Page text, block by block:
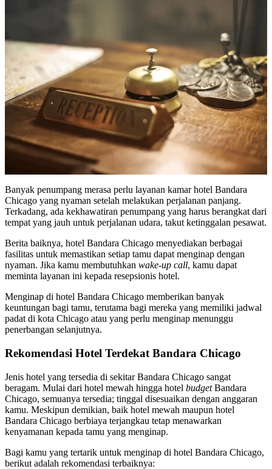
Banyak penumpang merasa perlu layanan kamar hotel Bandara
Chicago yang nyaman setelah melakukan perjalanan panjang.
Terkadang, ada kekhawatiran penumpang yang harus berangkat dari
tempat yang jauh untuk perjalanan udara, takut ketinggalan pesawat.
Berita baiknya, hotel Bandara Chicago menyediakan berbagai
fasilitas untuk memastikan setiap tamu dapat menginap dengan
nyaman. Jika kamu membutuhkan wake-up call, kamu dapat
meminta layanan ini kepada resepsionis hotel.
Menginap di hotel Bandara Chicago memberikan banyak
keuntungan bagi tamu, terutama bagi mereka yang memiliki jadwal
padat di kota Chicago atau yang perlu menginap menunggu
penerbangan selanjutnya.
Rekomendasi Hotel Terdekat Bandara Chicago
Jenis hotel yang tersedia di sekitar Bandara Chicago sangat
beragam. Mulai dari hotel mewah hingga hotel budgetBandara
Chicago, semuanya tersedia; tinggal disesuaikan dengan anggaran
kamu. Meskipun demikian, baik hotel mewah maupun hotel
Bandara Chicago berbiaya terjangkau tetap menawarkan
kenyamanan kepada tamu yang menginap.
Bagi kamu yang tertarik untuk menginap di hotel Bandara Chicago,
berikut adalah rekomendasi terbaiknya: